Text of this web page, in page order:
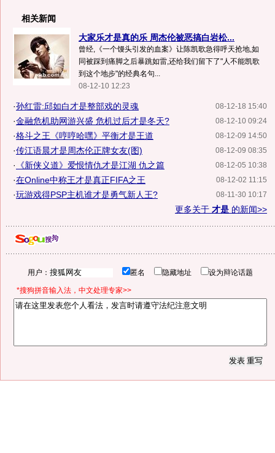
相关新闻
大家乐才是真的乐 周杰伦被恶搞白岩松...
曾经,《一个馒头引发的血案》让陈凯歌急得呼天抢地,如
同被踩到痛脚之后暴跳如雷,还给我们留下了"人不能凯歌
到这个地步"的经典名句...
08-12-10 12:23
08-12-18 15:40
·孙红雷:邱如白才是整部戏的灵魂
08-12-10 09:24
·金融危机助网游兴盛 危机过后才是冬天?
08-12-09 14:50
·格斗之王《哼哼哈嘿》平衡才是王道
08-12-09 08:35
·传江语晨才是周杰伦正牌女友(图)
08-12-05 10:38
· 《新侠义道》爱恨情仇才是江湖 仇之篇
08-12-02 11:15
·在Online中称王才是真正FIFA之王
08-11-30 10:17
·玩游戏得PSP主机谁才是勇气新人王?
更多关于 才是 的新闻>>
用户： 匿名 隐藏地址 设为辩论话题
*搜狗拼音输入法，中文处理专家>>